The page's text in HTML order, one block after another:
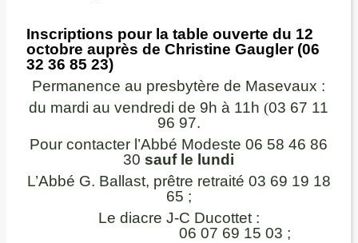
Inscriptions pour la table ouverte du 12
octobre auprès de Christine Gaugler (06
32 36 85 23)
Permanence au presbytère de Masevaux :
du mardi au vendredi de 9h à 11h(03 67 11
96 97.
Pour contacter l’Abbé Modeste 06 58 46 86
30sauf le lundi
L’Abbé G. Ballast, prêtre retraité 03 69 19 18
65 ;
Le diacre J-C Ducottet :
06 07 69 15 03 ;